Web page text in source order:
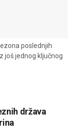
poslednjih
još jednog ključnog
država